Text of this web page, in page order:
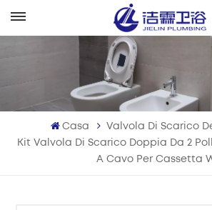
Français
Deutsch
Casa
Valvola Di Scarico
Kit Valvola Di Scarico Doppia Da 2
A Cavo Per Cassetta